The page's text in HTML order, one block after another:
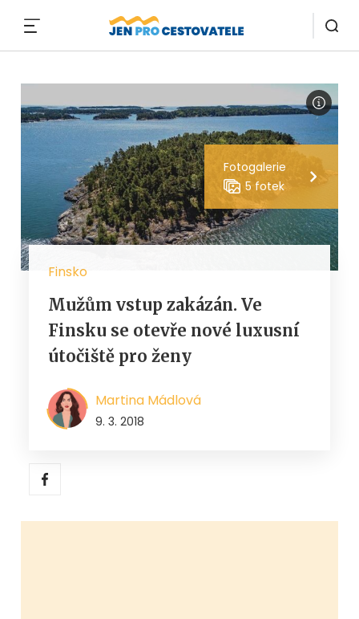
Fotogalerie
5 fotek
Finsko
Mužům vstup zakázán. Ve
Finsku se otevře nové luxusní
útočiště pro ženy
Martina Mádlová
9. 3. 2018